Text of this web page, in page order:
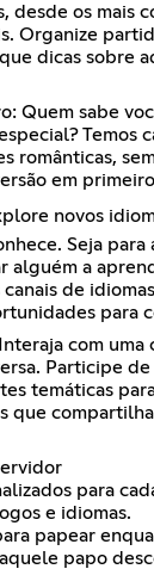
desde os mais
Organize
dicas sobre
Quem sabe
Temos
românticas,
em
novos
Seja
alguém a
canais de
para
com uma
Participe de
temáticas
que
para
e idiomas.
papear
papo